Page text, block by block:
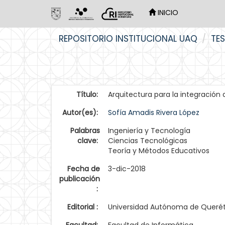
INICIO
REPOSITORIO INSTITUCIONAL UAQ
Título:
Arquitectura para la integración
Autor(es):
Sofía Amadis Rivera López
Palabras
clave:
Ingeniería y Tecnología
Ciencias Tecnológicas
Teoría y Métodos Educativos
Fecha de
publicación
:
3-dic-2018
Editorial :
Universidad Autónoma de